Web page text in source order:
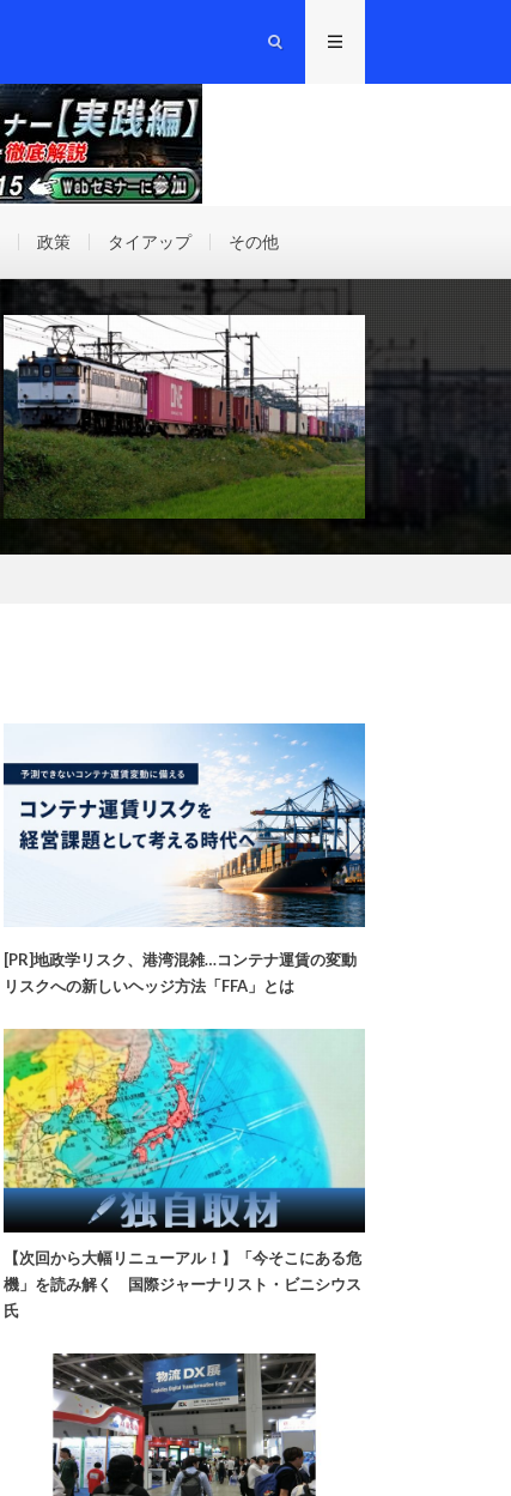
政策 タイアップ その他
[PR]地政学リスク、港湾混雑…コンテナ運賃の変動
リスクへの新しいヘッジ方法「FFA」とは
【次回から大幅リニューアル！】「今そこにある危
機」を読み解く 国際ジャーナリスト・ビニシウス
氏